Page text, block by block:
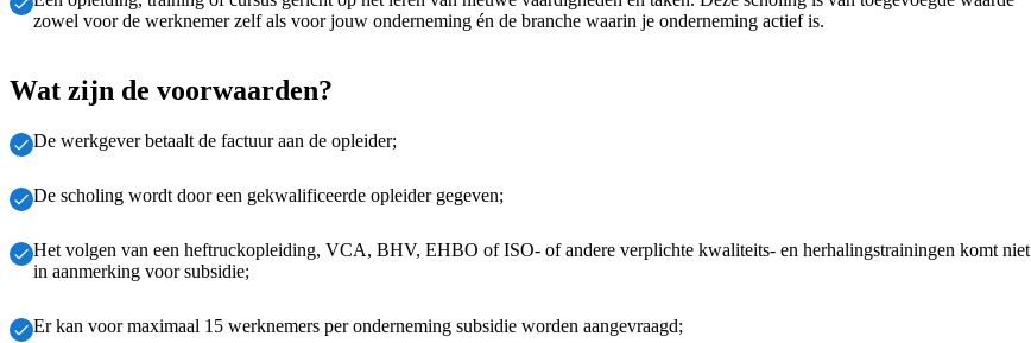
zowel voor de werknemer zelf als voor jouw onderneming én de branche waarin je onderneming actief is.
Wat zijn de voorwaarden?
De werkgever betaalt de factuur aan de opleider;
De scholing wordt door een gekwalificeerde opleider gegeven;
Het volgen van een heftruckopleiding, VCA, BHV, EHBO of ISO- of andere verplichte kwaliteits- en herhalingstrainingen komt niet
in aanmerking voor subsidie;
Er kan voor maximaal 15 werknemers per onderneming subsidie worden aangevraagd;